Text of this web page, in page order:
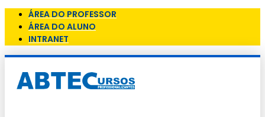
ÁREA DO PROFESSOR
ÁREA DO ALUNO
INTRANET